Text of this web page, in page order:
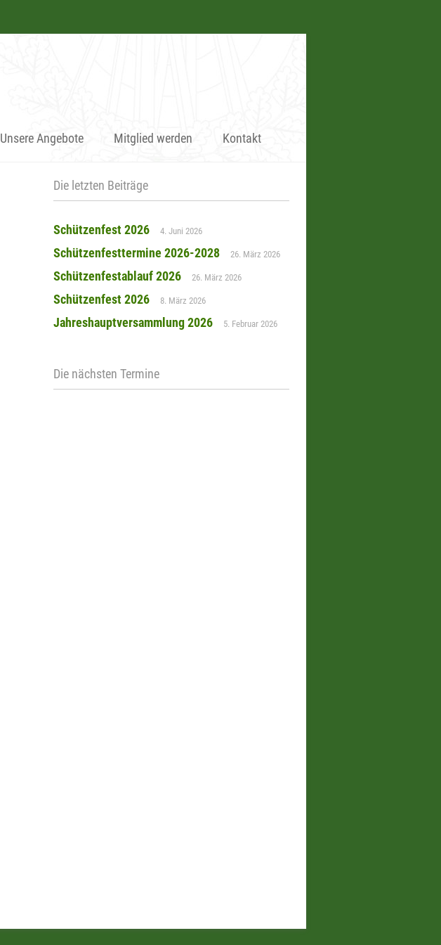
Unsere Angebote Mitglied werden Kontakt
Die letzten Beiträge
Schützenfest 2026 4. Juni 2026
Schützenfesttermine 2026-2028 26. März 2026
Schützenfestablauf 2026 26. März 2026
Schützenfest 2026 8. März 2026
Jahreshauptversammlung 2026 5. Februar 2026
Die nächsten Termine